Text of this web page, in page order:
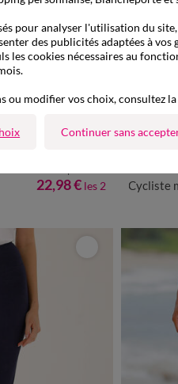
50 52 54 56
22,98 € les 2
38/
Cycliste
pour analyser l'utilisation du
des publicités adaptées à vos
les cookies nécessaires au
ou modifier vos choix, consultez la
Continuer sans